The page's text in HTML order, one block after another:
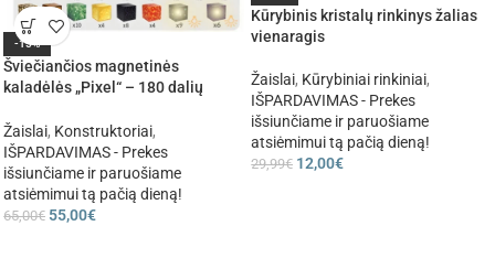
-15%
Šviečiančios magnetinės
kaladėlės „Pixel“ – 180 dalių
Žaislai, Konstruktoriai,
IŠPARDAVIMAS - Prekes
išsiunčiame ir paruošiame
atsiėmimui tą pačią dieną!
65,00€ 55,00€
Kūrybinis kristalų rinkinys žalias
vienaragis
Žaislai, Kūrybiniai rinkiniai,
IŠPARDAVIMAS - Prekes
išsiunčiame ir paruošiame
atsiėmimui tą pačią dieną!
29,99€ 12,00€